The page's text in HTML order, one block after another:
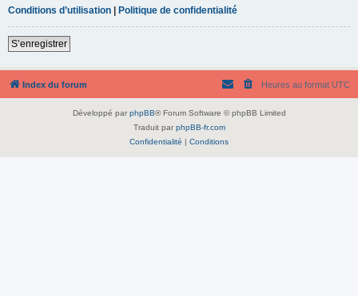
Conditions d’utilisation | Politique de confidentialité
S’enregistrer
Index du forum Heures au format UTC
Développé par phpBB® Forum Software © phpBB Limited
Traduit par phpBB-fr.com
Confidentialité | Conditions